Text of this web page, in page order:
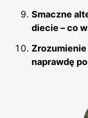
Smaczne
diecie – co
naprawdę